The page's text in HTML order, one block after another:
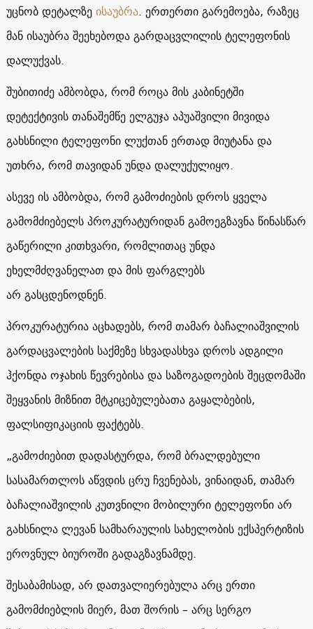
უცნობ დეტალზეისაუბრა. ერთერთი გარემოება, რაზეც
მან ისაუბრა შეეხებოდა გარდაცვლილის ტელეფონის
დალუქვას.
შუბითიძე ამბობდა, რომ როცა მის კაბინეტში
დეტექტივის თანაშემწე ელგუჯა აპუაშვილი მივიდა
გახსნილი ტელეფონი ლუქთან ერთად მიუტანა და
უთხრა, რომ თავიდან უნდა დალუქულიყო.
ასევე ის ამბობდა, რომ გამოძიების დროს ყველა
გამომძიებელს პროკურატურიდან გამოეგზავნა წინასწარ
გაწერილი კითხვარი, რომლითაც უნდა
ეხელმძღვანელათ და მის ფარგლებს
არ გასცდენოდნენ.
პროკურატურია აცხადებს, რომ თამარ ბაჩალიაშვილის
გარდაცვალების საქმეზე სხვადასხვა დროს ადგილი
ჰქონდა ოჯახის წევრებისა და საზოგადოების შეცდომაში
შეყვანის მიზნით მტკიცებულებათა გაყალბების,
ფალსიფიკაციის ფაქტებს.
„გამოძიებით დადასტურდა, რომ ბრალდებული
სასამართლოს აწვდის ცრუ ჩვენებას, ვინაიდან, თამარ
ბაჩალიაშვილის კუთვნილი მობილური ტელეფონი არ
გახსნილა ლევან სამხარაულის სახელობის ექსპერტიზის
ეროვნულ ბიუროში გადაგზავნამდე.
შესაბამისად, არ დათვალიერებულა არც ერთი
გამომძიებლის მიერ, მათ შორის – არც სერგო